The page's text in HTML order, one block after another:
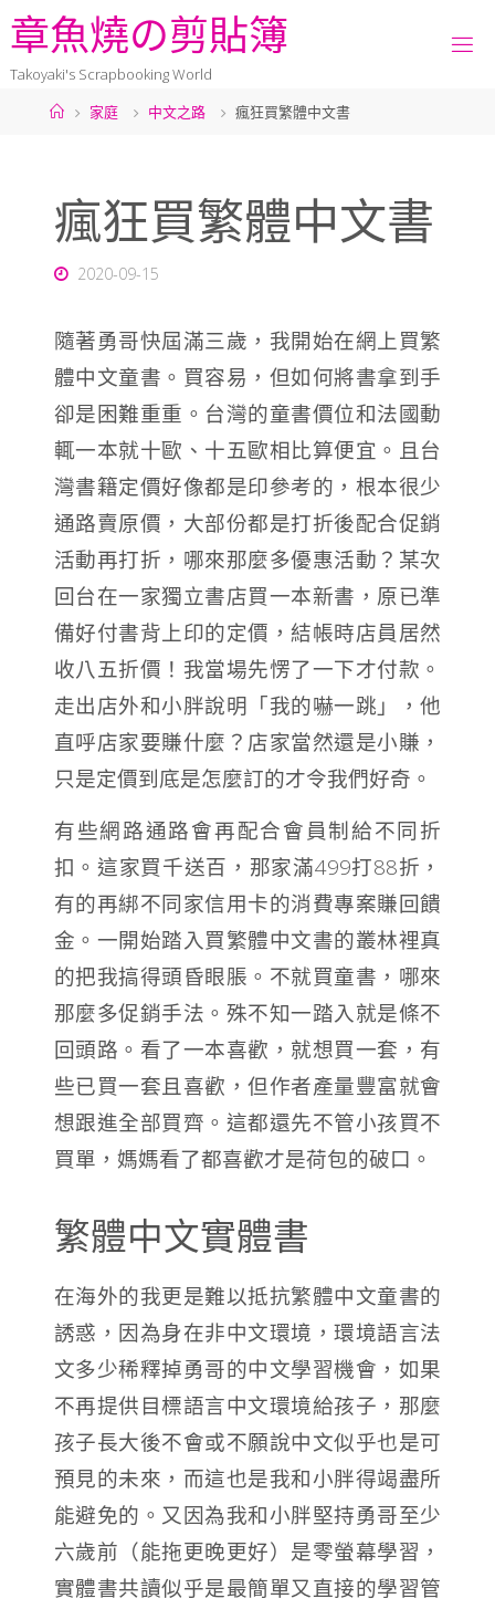
章魚燒の剪貼簿
Takoyaki's Scrapbooking World
家庭
中文之路 瘋狂買繁體中文書
瘋狂買繁體中文書
2020-09-15
隨著勇哥快屆滿三歲，我開始在網上買繁
體中文童書。買容易，但如何將書拿到手
卻是困難重重。台灣的童書價位和法國動
輒一本就十歐、十五歐相比算便宜。且台
灣書籍定價好像都是印參考的，根本很少
通路賣原價，大部份都是打折後配合促銷
活動再打折，哪來那麼多優惠活動？某次
回台在一家獨立書店買一本新書，原已準
備好付書背上印的定價，結帳時店員居然
收八五折價！我當場先愣了一下才付款。
走出店外和小胖說明「我的嚇一跳」，他
直呼店家要賺什麼？店家當然還是小賺，
只是定價到底是怎麼訂的才令我們好奇。
有些網路通路會再配合會員制給不同折
扣。這家買千送百，那家滿499打88折，
有的再綁不同家信用卡的消費專案賺回饋
金。一開始踏入買繁體中文書的叢林裡真
的把我搞得頭昏眼脹。不就買童書，哪來
那麼多促銷手法。殊不知一踏入就是條不
回頭路。看了一本喜歡，就想買一套，有
些已買一套且喜歡，但作者產量豐富就會
想跟進全部買齊。這都還先不管小孩買不
買單，媽媽看了都喜歡才是荷包的破口。
繁體中文實體書
在海外的我更是難以抵抗繁體中文童書的
誘惑，因為身在非中文環境，環境語言法
文多少稀釋掉勇哥的中文學習機會，如果
不再提供目標語言中文環境給孩子，那麼
孩子長大後不會或不願說中文似乎也是可
預見的未來，而這也是我和小胖得竭盡所
能避免的。又因為我和小胖堅持勇哥至少
六歲前（能拖更晚更好）是零螢幕學習，
實體書共讀似乎是最簡單又直接的學習管